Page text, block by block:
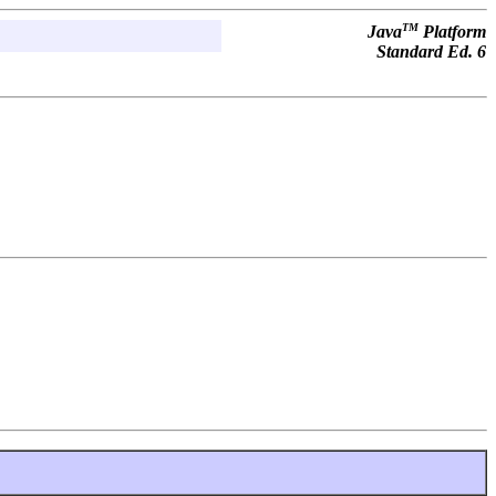
JavaTM Platform
Standard Ed. 6